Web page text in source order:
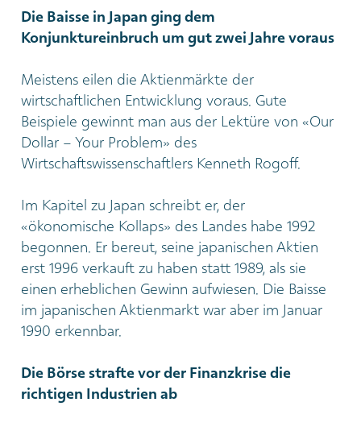
Die Baisse in Japan ging dem
Konjunktureinbruch um gut zwei Jahre voraus
Meistens eilen die Aktienmärkte der
wirtschaftlichen Entwicklung voraus. Gute
Beispiele gewinnt man aus der Lektüre von «Our
Dollar – Your Problem» des
Wirtschaftswissenschaftlers Kenneth Rogoff.
Im Kapitel zu Japan schreibt er, der
«ökonomische Kollaps» des Landes habe 1992
begonnen. Er bereut, seine japanischen Aktien
erst 1996 verkauft zu haben statt 1989, als sie
einen erheblichen Gewinn aufwiesen. Die Baisse
im japanischen Aktienmarkt war aber im Januar
1990 erkennbar.
Die Börse strafte vor der Finanzkrise die
richtigen Industrien ab